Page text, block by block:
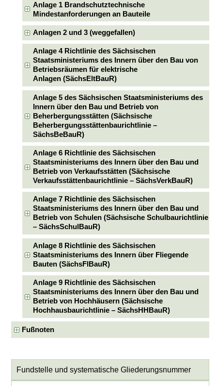
Anlage 1 Brandschutztechnische
Mindestanforderungen an Bauteile
Anlagen 2 und 3 (weggefallen)
Anlage 4 Richtlinie des Sächsischen
Staatsministeriums des Innern über den Bau von
Betriebsräumen für elektrische
Anlagen (SächsEltBauR)
Anlage 5 des Sächsischen Staatsministeriums des
Innern über den Bau und Betrieb von
Beherbergungsstätten (Sächsische
Beherbergungsstättenbaurichtlinie –
SächsBeBauR)
Anlage 6 Richtlinie des Sächsischen
Staatsministeriums des Innern über den Bau und
Betrieb von Verkaufsstätten (Sächsische
Verkaufsstättenbaurichtlinie – SächsVerkBauR)
Anlage 7 Richtlinie des Sächsischen
Staatsministeriums des Innern über den Bau und
Betrieb von Schulen (Sächsische Schulbaurichtlinie
– SächsSchulBauR)
Anlage 8 Richtlinie des Sächsischen
Staatsministeriums des Innern über Fliegende
Bauten (SächsFlBauR)
Anlage 9 Richtlinie des Sächsischen
Staatsministeriums des Innern über den Bau und
Betrieb von Hochhäusern (Sächsische
Hochhausbaurichtlinie – SächsHHBauR)
Fußnoten
Fundstelle und systematische Gliederungsnummer